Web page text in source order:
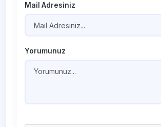
Mail Adresiniz
Yorumunuz